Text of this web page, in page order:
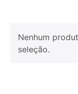
Nenhum
seleção.